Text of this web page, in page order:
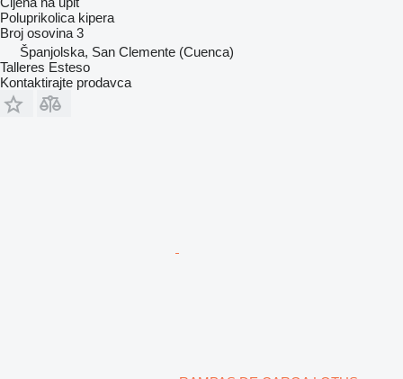
Poluprikolica kipera
Broj osovina 3
Španjolska, San Clemente (Cuenca)
Talleres Esteso
Kontaktirajte prodavca